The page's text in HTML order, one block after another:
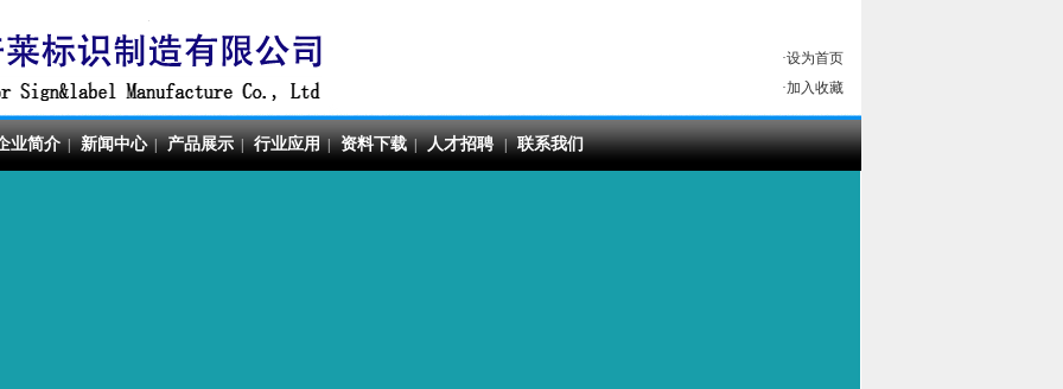
·设为首页
·加入收藏
业简介|新闻中心|产品展示|行业应用|资料下载|人才招聘|联系我们